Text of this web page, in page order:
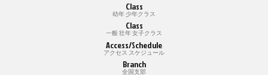
Class
幼年 少年クラス
Class
一般 壮年 女子クラス
Access/Schedule
アクセス スケジュール
Branch
全国支部